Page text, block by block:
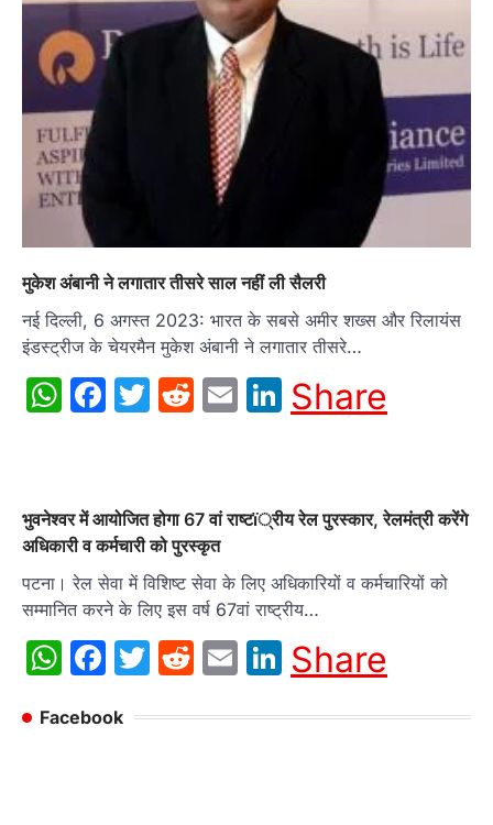
मुकेश अंबानी ने लगातार तीसरे साल नहीं ली सैलरी
नई दिल्ली, 6 अगस्त 2023: भारत के सबसे अमीर शख्स और रिलायंस
इंडस्ट्रीज के चेयरमैन मुकेश अंबानी ने लगातार तीसरे…
WhatsApp
Facebook
Twitter
Reddit
EmailLinkedIn
Share
भुवनेश्वर में आयोजित होगा 67 वां राष्टï्रीय रेल पुरस्कार, रेलमंत्री करेंगे
अधिकारी व कर्मचारी को पुरस्कृत
पटना। रेल सेवा में विशिष्ट सेवा के लिए अधिकारियों व कर्मचारियों को
सम्मानित करने के लिए इस वर्ष 67वां राष्ट्रीय…
WhatsApp
Facebook
Twitter
Reddit
EmailLinkedIn
Share
Facebook